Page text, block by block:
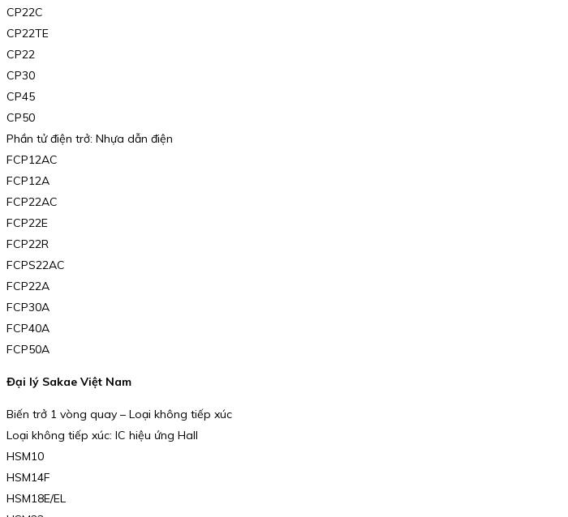
CP22C
CP22TE
CP22
CP30
CP45
CP50
Phần tử điện trở: Nhựa dẫn điện
FCP12AC
FCP12A
FCP22AC
FCP22E
FCP22R
FCPS22AC
FCP22A
FCP30A
FCP40A
FCP50A
Đại lý Sakae Việt Nam
Biến trở 1 vòng quay – Loại không tiếp xúc
Loại không tiếp xúc: IC hiệu ứng Hall
HSM10
HSM14F
HSM18E/EL